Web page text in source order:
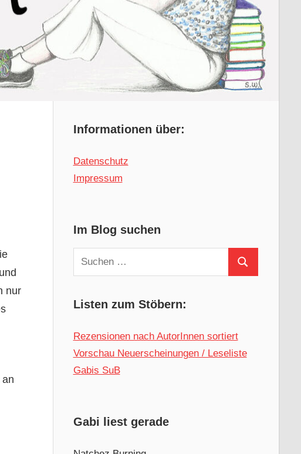
nur
Informationen über:
Datenschutz
Impressum
Im Blog suchen
Suchen
nach:
Suchen
Listen zum Stöbern:
Rezensionen nach AutorInnen sortiert
Vorschau Neuerscheinungen / Leseliste
Gabis SuB
Gabi liest gerade